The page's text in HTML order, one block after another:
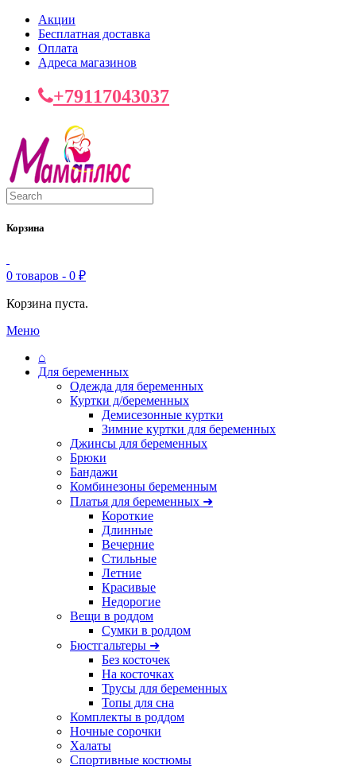
Акции
Бесплатная доставка
Оплата
Адреса магазинов
+79117043037
Корзина
0 товаров - 0 ₽
Корзина пуста.
Меню
⌂
Для беременных
Одежда для беременных
Куртки д/беременных
Демисезонные куртки
Зимние куртки для беременных
Джинсы для беременных
Брюки
Бандажи
Комбинезоны беременным
Платья для беременных ➜
Короткие
Длинные
Вечерние
Стильные
Летние
Красивые
Недорогие
Вещи в роддом
Сумки в роддом
Бюстгальтеры ➜
Без косточек
На косточках
Трусы для беременных
Топы для сна
Комплекты в роддом
Ночные сорочки
Халаты
Спортивные костюмы